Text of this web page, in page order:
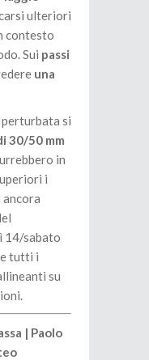
ulteriori
contesto
Sui passi
una
si
30/50 mm
in
i
14/sabato
tutti i
su
| Paolo